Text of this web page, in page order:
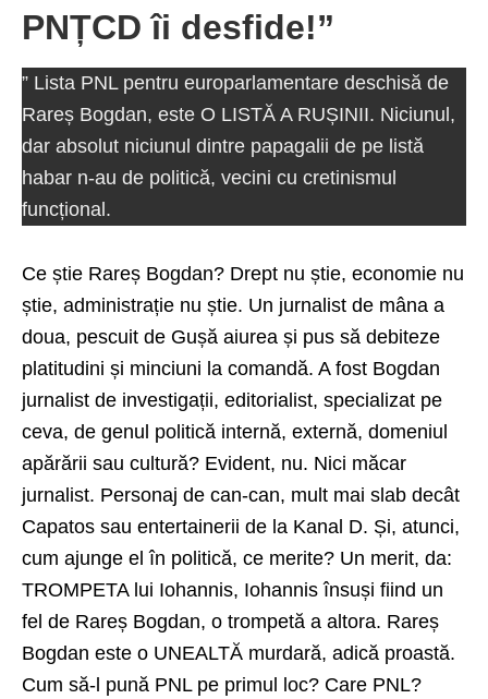
PNȚCD îi desfide!”
” Lista PNL pentru europarlamentare deschisă de
Rareș Bogdan, este O LISTĂ A RUȘINII. Niciunul,
dar absolut niciunul dintre papagalii de pe listă
habar n-au de politică, vecini cu cretinismul
funcțional.
Ce știe Rareș Bogdan? Drept nu știe, economie nu
știe, administrație nu știe. Un jurnalist de mâna a
doua, pescuit de Gușă aiurea și pus să debiteze
platitudini și minciuni la comandă. A fost Bogdan
jurnalist de investigații, editorialist, specializat pe
ceva, de genul politică internă, externă, domeniul
apărării sau cultură? Evident, nu. Nici măcar
jurnalist. Personaj de can-can, mult mai slab decât
Capatos sau entertainerii de la Kanal D. Și, atunci,
cum ajunge el în politică, ce merite? Un merit, da:
TROMPETA lui Iohannis, Iohannis însuși fiind un
fel de Rareș Bogdan, o trompetă a altora. Rareș
Bogdan este o UNEALTĂ murdară, adică proastă.
Cum să-l pună PNL pe primul loc? Care PNL?